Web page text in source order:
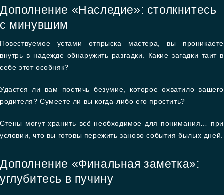
Дополнение «Наследие»: столкнитесь
с минувшим
Повествуемое устами отпрыска мастера, вы проникаете
внутрь в надежде обнаружить разгадки. Какие загадки таит в
себе этот особняк?
Удастся ли вам постичь безумие, которое охватило вашего
родителя? Сумеете ли вы когда-либо его простить?
Стены могут хранить всё необходимое для понимания… при
условии, что вы готовы пережить заново события былых дней.
Дополнение «Финальная заметка»:
углубитесь в пучину